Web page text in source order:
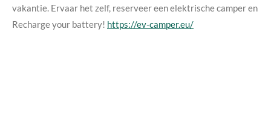
vakantie. Ervaar het zelf, reserveer een elektrische camper en
Recharge your battery! https://ev-camper.eu/